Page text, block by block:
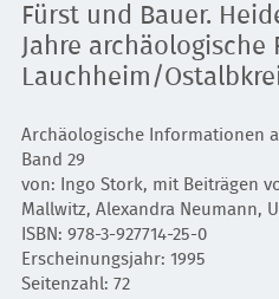
Fürst und Bauer.
Jahre archäologische
Lauchheim/
Archäologische Informationen
Band 29
von: Ingo Stork, mit Beiträgen
Mallwitz, Alexandra Neumann,
ISBN: 978-3-927714-25-0
Erscheinungsjahr: 1995
Seitenzahl: 72